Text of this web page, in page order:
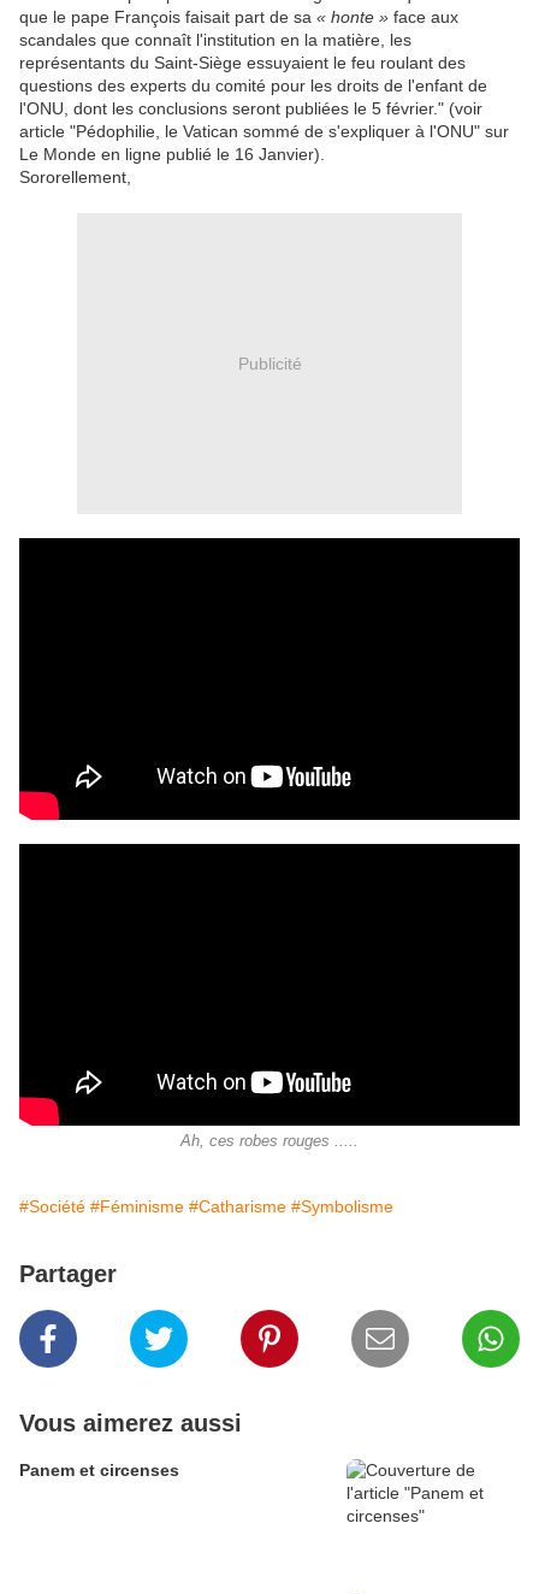
que le pape François faisait part de sa « honte » face aux
scandales que connaît l'institution en la matière, les
représentants du Saint-Siège essuyaient le feu roulant des
questions des experts du comité pour les droits de l'enfant de
l'ONU, dont les conclusions seront publiées le 5 février." (voir
article "Pédophilie, le Vatican sommé de s'expliquer à l'ONU" sur
Le Monde en ligne publié le 16 Janvier).
Sororellement,
Publicité
Ah, ces robes rouges .....
#Société #Féminisme #Catharisme #Symbolisme
Partager
Vous aimerez aussi
Panem et circenses